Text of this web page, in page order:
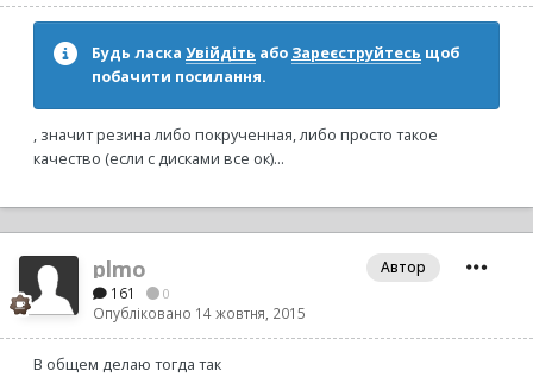
Будь ласка Увійдіть або Зареєструйтесь щоб
побачити посилання.
, значит резина либо покрученная, либо просто такое
качество (если с дисками все ок)...
plmo
161 0
Опубліковано 14 жовтня, 2015
Автор
В общем делаю тогда так